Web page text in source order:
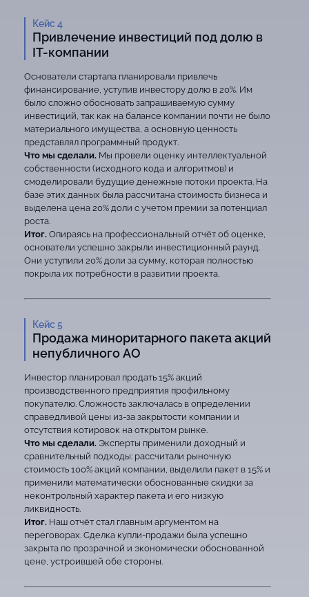
Кейс 4
Привлечение инвестиций под долю в
IT-компании
Основатели стартапа планировали привлечь
финансирование, уступив инвестору долю в 20%. Им
было сложно обосновать запрашиваемую сумму
инвестиций, так как на балансе компании почти не было
материального имущества, а основную ценность
представлял программный продукт.
Что мы сделали.Мы провели оценку интеллектуальной
собственности (исходного кода и алгоритмов) и
смоделировали будущие денежные потоки проекта. На
базе этих данных была рассчитана стоимость бизнеса и
выделена цена 20% доли с учетом премии за потенциал
роста.
Итог.Опираясь на профессиональный отчёт об оценке,
основатели успешно закрыли инвестиционный раунд.
Они уступили 20% доли за сумму, которая полностью
покрыла их потребности в развитии проекта.
Кейс 5
Продажа миноритарного пакета акций
непубличного АО
Инвестор планировал продать 15% акций
производственного предприятия профильному
покупателю. Сложность заключалась в определении
справедливой цены из-за закрытости компании и
отсутствия котировок на открытом рынке.
Что мы сделали.Эксперты применили доходный и
сравнительный подходы: рассчитали рыночную
стоимость 100% акций компании, выделили пакет в 15% и
применили математически обоснованные скидки за
неконтрольный характер пакета и его низкую
ликвидность.
Итог.Наш отчёт стал главным аргументом на
переговорах. Сделка купли-продажи была успешно
закрыта по прозрачной и экономически обоснованной
цене, устроившей обе стороны.